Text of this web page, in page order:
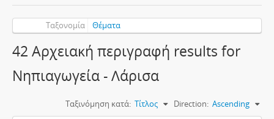
Ταξονομία Θέματα
42 Αρχειακή περιγραφή results for
Νηπιαγωγεία - Λάρισα
Ταξινόμηση κατά: Τίτλος Direction: Ascending